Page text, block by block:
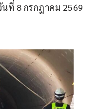
ที่ 8 กรกฎาคม 2569